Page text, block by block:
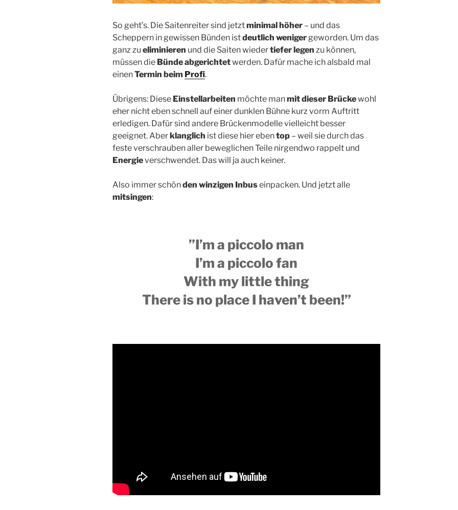
So geht’s. Die Saitenreiter sind jetztminimal höher – und das
Scheppern in gewissen Bünden istdeutlich wenigergeworden. Um das
ganz zu eliminieren und die Saiten wiedertiefer legen zu können,
müssen die Bünde abgerichtetwerden. Dafür mache ich alsbald mal
einenTermin beim Profi.
Übrigens: Diese Einstellarbeiten möchte manmit dieser Brückewohl
eher nicht eben schnell auf einer dunklen Bühne kurz vorm Auftritt
erledigen. Dafür sind andere Brückenmodelle vielleicht besser
geeignet. Aberklanglich ist diese hier ebentop – weil sie durch das
feste verschrauben aller beweglichen Teile nirgendwo rappelt und
Energieverschwendet. Das will ja auch keiner.
Also immer schönden winzigen Inbuseinpacken. Und jetzt alle
mitsingen:
”I’m a piccolo man
I’m a piccolo fan
With my little thing
There is no place I haven’t been!”